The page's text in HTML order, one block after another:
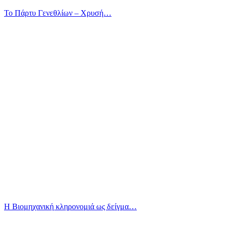
Το Πάρτυ Γενεθλίων – Χρυσή…
Η Βιομηχανική κληρονομιά ως δείγμα…